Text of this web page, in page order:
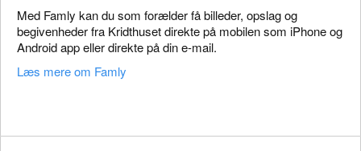
Med Famly kan du som forælder få billeder, opslag og
begivenheder fra Kridthuset direkte på mobilen som iPhone og
Android app eller direkte på din e-mail.
Læs mere om Famly